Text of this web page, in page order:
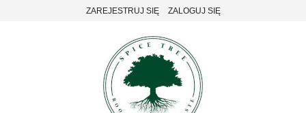
ZAREJESTRUJ SIĘ ZALOGUJ SIĘ